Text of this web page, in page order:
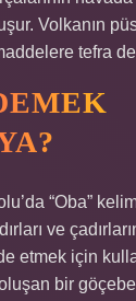
Volkanın
tefra
“Oba”
ve
etmek için
bir